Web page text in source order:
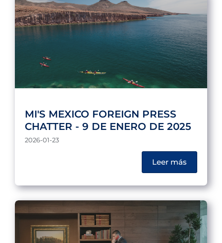
MI'S MEXICO FOREIGN PRESS
CHATTER - 9 DE ENERO DE 2025
2026-01-23
Leer más